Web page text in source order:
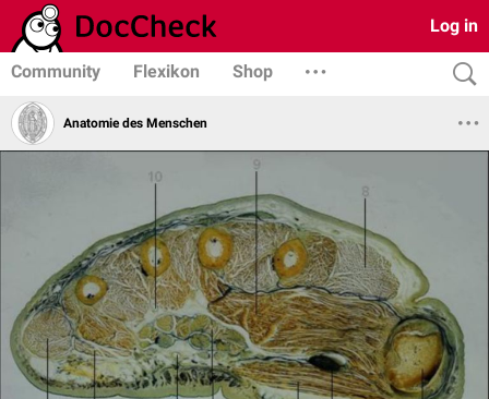
Log in
Community Flexikon Shop
Anatomie des Menschen